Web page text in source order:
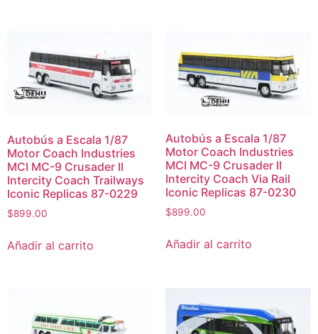
Autobús a Escala 1/87
Motor Coach Industries
MCI MC-9 Crusader II
Intercity Coach Trailways
Iconic Replicas 87-0229
$899.00
Añadir al carrito
Autobús a Escala 1/87
Motor Coach Industries
MCI MC-9 Crusader II
Intercity Coach Via Rail
Iconic Replicas 87-0230
$899.00
Añadir al carrito